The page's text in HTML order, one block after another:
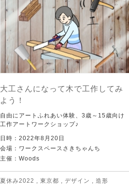
大工さんになって木で工作してみ
よう！
自由にアートふれあい体験、3歳～15歳向け
工作アートワークショップ♪
日時：2022年8月20日
会場：ワークスペースさきちゃんち
主催：Woods
夏休み2022 , 東京都 , デザイン , 造形